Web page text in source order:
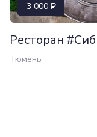
3 000
Ресторан
Тюмень